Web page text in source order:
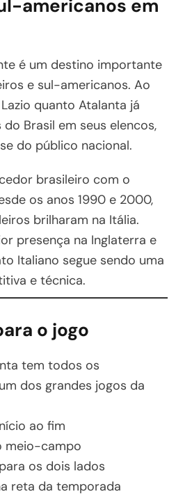
americanos em
é um destino importante
e sul-americanos. Ao
quanto Atalanta já
Brasil em seus elencos,
do público nacional.
brasileiro com o
os anos 1990 e 2000,
brilharam na Itália.
presença na Inglaterra e
Italiano segue sendo uma
e técnica.
o jogo
tem todos os
dos grandes jogos da
ao fim
meio-campo
os dois lados
reta da temporada